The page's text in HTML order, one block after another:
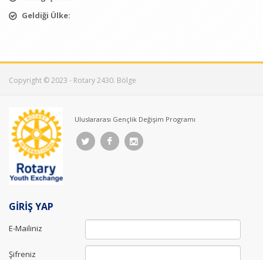
Geldiği Ülke:
Copyright © 2023 - Rotary 2430. Bölge
Uluslararası Gençlik Değişim Programı
GİRİŞ YAP
E-Mailiniz
Şifreniz